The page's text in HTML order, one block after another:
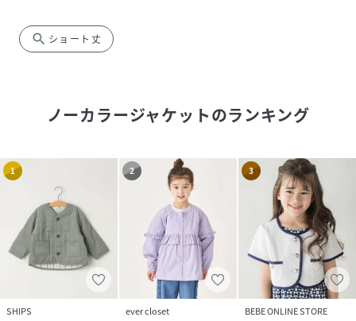
search ショート丈
ノーカラージャケットのランキング
1
SHIPS
2
ever closet
3
BEBE ONLINE STORE